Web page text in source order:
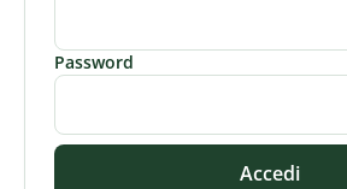
Password
Accedi